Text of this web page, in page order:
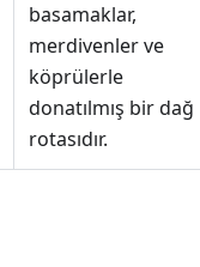
basamaklar,
merdivenler ve
köprülerle
donatılmış bir dağ
rotasıdır.